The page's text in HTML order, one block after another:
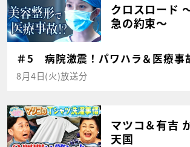
クロスロード
急の約束～
＃5 病院激震！パワハラ＆医療事
8月4日(火)放送分
マツコ＆有吉
天国